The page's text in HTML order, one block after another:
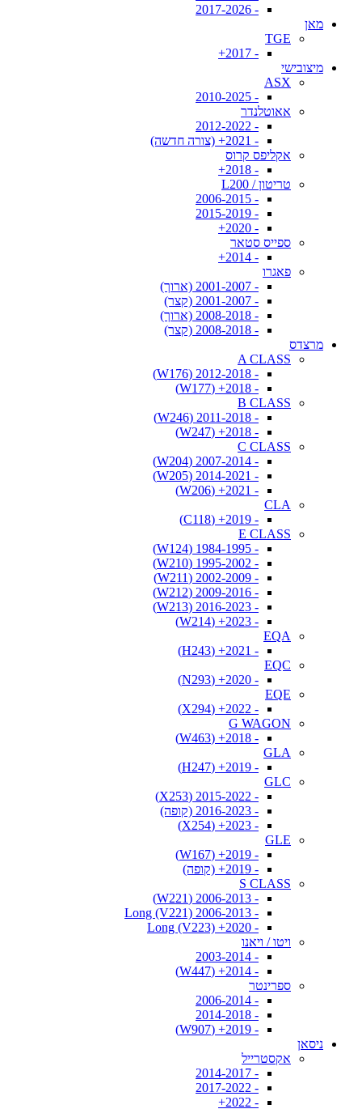
- 2017-2026
מאן
TGE
- 2017+
מיצובישי
ASX
- 2010-2025
אאוטלנדר
- 2012-2022
- 2021+ (צורה חדשה)
אקליפס קרוס
- 2018+
טריטון / L200
- 2006-2015
- 2015-2019
- 2020+
ספייס סטאר
- 2014+
פאגרו
- 2001-2007 (ארוך)
- 2001-2007 (קצר)
- 2008-2018 (ארוך)
- 2008-2018 (קצר)
מרצדס
A CLASS
- 2012-2018 (W176)
- 2018+ (W177)
B CLASS
- 2011-2018 (W246)
- 2018+ (W247)
C CLASS
- 2007-2014 (W204)
- 2014-2021 (W205)
- 2021+ (W206)
CLA
- 2019+ (C118)
E CLASS
- 1984-1995 (W124)
- 1995-2002 (W210)
- 2002-2009 (W211)
- 2009-2016 (W212)
- 2016-2023 (W213)
- 2023+ (W214)
EQA
- 2021+ (H243)
EQC
- 2020+ (N293)
EQE
- 2022+ (X294)
G WAGON
- 2018+ (W463)
GLA
- 2019+ (H247)
GLC
- 2015-2022 (X253)
- 2016-2023 (קופה)
- 2023+ (X254)
GLE
- 2019+ (W167)
- 2019+ (קופה)
S CLASS
- 2006-2013 (W221)
- 2006-2013 Long (V221)
- 2020+ Long (V223)
ויטו / ויאנו
- 2003-2014
- 2014+ (W447)
ספרינטר
- 2006-2014
- 2014-2018
- 2019+ (W907)
ניסאן
אקסטרייל
- 2014-2017
- 2017-2022
- 2022+